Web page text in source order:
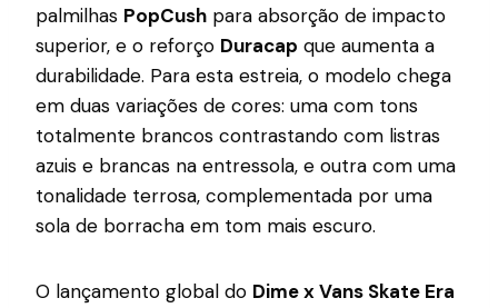
palmilhas PopCush para absorção de impacto
superior, e o reforço Duracap que aumenta a
durabilidade. Para esta estreia, o modelo chega
em duas variações de cores: uma com tons
totalmente brancos contrastando com listras
azuis e brancas na entressola, e outra com uma
tonalidade terrosa, complementada por uma
sola de borracha em tom mais escuro.
O lançamento global do Dime x Vans Skate Era